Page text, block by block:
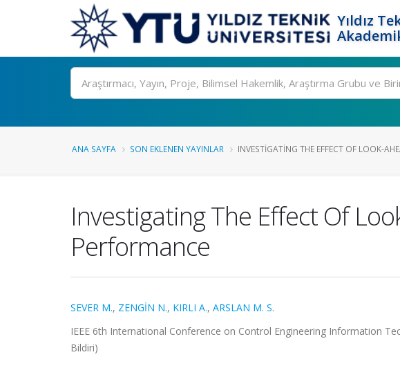
Yıldız
Ara
ANA SAYFA SON EKLENEN YAYINLAR INVESTIGATING THE EFFECT OF LOOK-
Investigating The Effect Of
Performance
SEVER M., ZENGİN N., KIRLI A., ARSLAN M. S.
IEEE 6th International Conference on Control Engineering Information
Bildiri)